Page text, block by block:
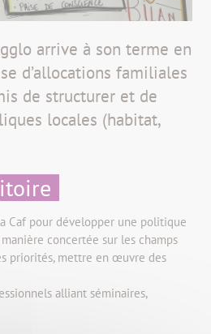
arrive à son terme en
d’allocations familiales
de structurer et de
locales (habitat,
Caf pour développer une politique
concertée sur les champs
priorités, mettre en œuvre des
alliant séminaires,